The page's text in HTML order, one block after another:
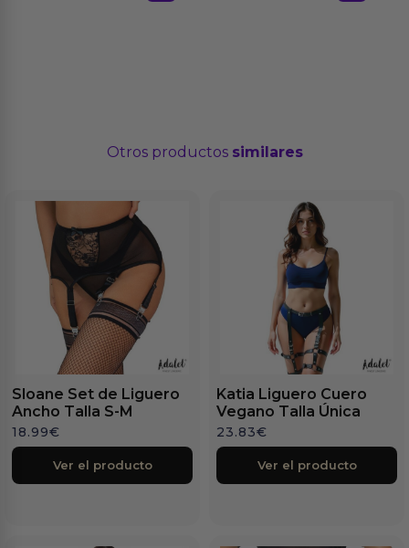
Otros productos similares
Sloane Set de Liguero
Ancho Talla S-M
18.99€
Ver el producto
Katia Liguero Cuero
Vegano Talla Única
23.83€
Ver el producto